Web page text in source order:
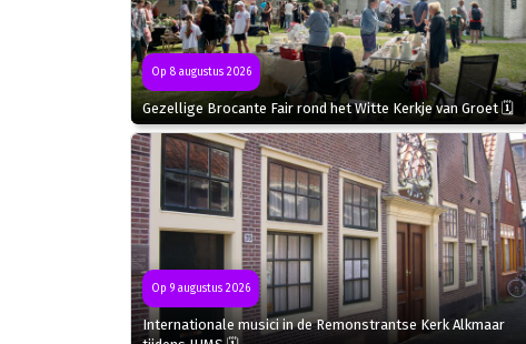
Op 8 augustus 2026
Gezellige Brocante Fair rond het Witte Kerkje van Groet 🗓
Op 9 augustus 2026
Internationale musici in de Remonstrantse Kerk Alkmaar